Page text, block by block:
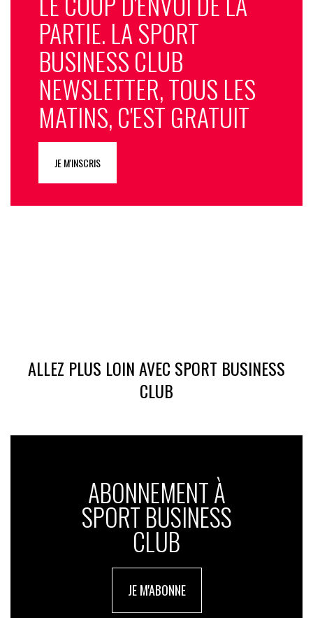
PARTIE. LA SPORT
BUSINESS CLUB
NEWSLETTER, TOUS LES
MATINS, C'EST GRATUIT
JE M'INSCRIS
ALLEZ PLUS LOIN AVEC SPORT BUSINESS
CLUB
ABONNEMENT À
SPORT BUSINESS
CLUB
JE M'ABONNE